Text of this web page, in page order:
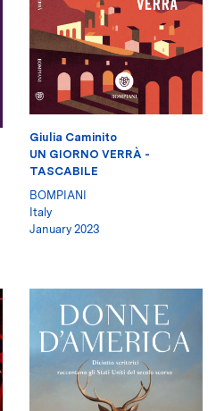
Giulia Caminito
UN GIORNO VERRÀ -
TASCABILE
BOMPIANI
Italy
January 2023